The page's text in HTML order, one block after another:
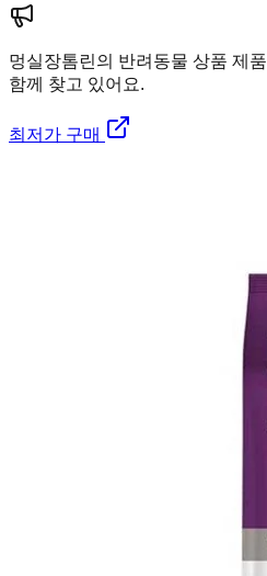
멍실장톰린의 반려동물 상품 제
함께 찾고 있어요.
최저가 구매